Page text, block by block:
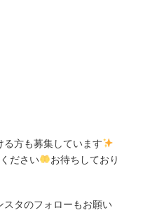
る方も募集しています
ださい
お待ちしており
タのフォローもお願い